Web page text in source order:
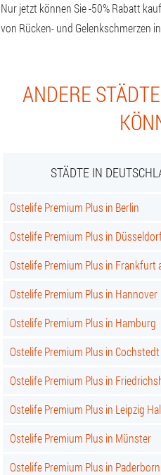
Nur jetzt können Sie -50% Rabatt
von Rücken- und Gelenkschmerzen
ANDERE
STÄDTE IN
Ostelife Premium Plus in Berlin
Ostelife Premium Plus in
Ostelife Premium Plus in Frankfurt
Ostelife Premium Plus in Hannover
Ostelife Premium Plus in Hamburg
Ostelife Premium Plus in Cochstedt
Ostelife Premium Plus in
Ostelife Premium Plus in Leipzig
Ostelife Premium Plus in Münster
Ostelife Premium Plus in Paderborn